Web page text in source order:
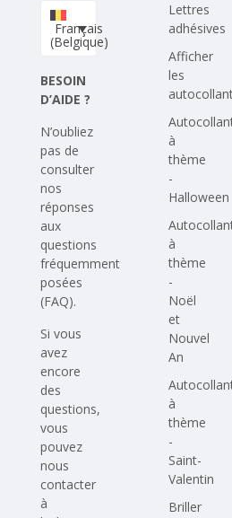
Téléchargez votre propre
Corona Covid-19
Français
(Belgique)
BESOIN
D’AIDE ?
N’oubliez
pas de
consulter
nos
réponses
aux
questions
fréquemment
posées
(FAQ).
Si vous
avez
encore
des
questions,
vous
pouvez
nous
contacter
à
Lettres
adhésives
Afficher
les
à
thème
-
Halloween
à
thème
-
Noël
et
Nouvel
An
à
thème
-
Saint-
Valentin
Briller